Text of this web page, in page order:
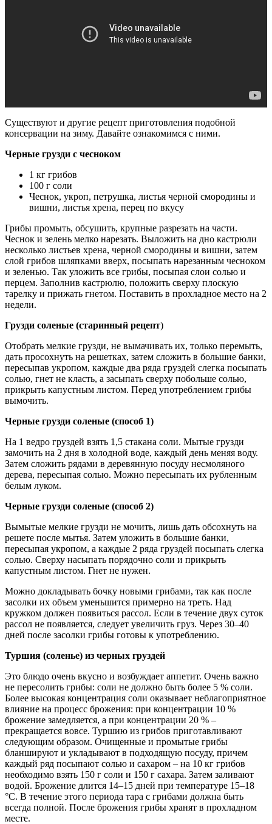
Существуют и другие рецепт приготовления подобной
консервации на зиму. Давайте ознакомимся с ними.
Черные грузди с чесноком
1 кг грибов
100 г соли
Чеснок, укроп, петрушка, листья черной смородины и
вишни, листья хрена, перец по вкусу
Грибы промыть, обсушить, крупные разрезать на части.
Чеснок и зелень мелко нарезать. Выложить на дно кастрюли
несколько листьев хрена, черной смородины и вишни, затем
слой грибов шляпками вверх, посыпать нарезанным чесноком
и зеленью. Так уложить все грибы, посыпая слои солью и
перцем. Заполнив кастрюлю, положить сверху плоскую
тарелку и прижать гнетом. Поставить в прохладное место на 2
недели.
Грузди соленые (старинный рецепт)
Отобрать мелкие грузди, не вымачивать их, только перемыть,
дать просохнуть на решетках, затем сложить в большие банки,
пересыпав укропом, каждые два ряда груздей слегка посыпать
солью, гнет не класть, а засыпать сверху побольше солью,
прикрыть капустным листом. Перед употреблением грибы
вымочить.
Черные грузди соленые (способ 1)
На 1 ведро груздей взять 1,5 стакана соли. Мытые грузди
замочить на 2 дня в холодной воде, каждый день меняя воду.
Затем сложить рядами в деревянную посуду несмоляного
дерева, пересыпая солью. Можно пересыпать их рубленным
белым луком.
Черные грузди соленые (способ 2)
Вымытые мелкие грузди не мочить, лишь дать обсохнуть на
решете после мытья. Затем уложить в большие банки,
пересыпая укропом, а каждые 2 ряда груздей посыпать слегка
солью. Сверху насыпать порядочно соли и прикрыть
капустным листом. Гнет не нужен.
Можно докладывать бочку новыми грибами, так как после
засолки их объем уменьшится примерно на треть. Над
кружком должен появиться рассол. Если в течение двух суток
рассол не появляется, следует увеличить груз. Через 30–40
дней после засолки грибы готовы к употреблению.
Туршия (соленье) из черных груздей
Это блюдо очень вкусно и возбуждает аппетит. Очень важно
не пересолить грибы: соли не должно быть более 5 % соли.
Более высокая концентрация соли оказывает неблагоприятное
влияние на процесс брожения: при концентрации 10 %
брожение замедляется, а при концентрации 20 % –
прекращается вовсе. Туршию из грибов приготавливают
следующим образом. Очищенные и промытые грибы
бланшируют и укладывают в подходящую посуду, причем
каждый ряд посыпают солью и сахаром – на 10 кг грибов
необходимо взять 150 г соли и 150 г сахара. Затем заливают
водой. Брожение длится 14–15 дней при температуре 15–18
°C. В течение этого периода тара с грибами должна быть
всегда полной. После брожения грибы хранят в прохладном
месте.